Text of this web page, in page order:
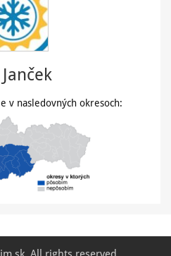
v nasledovných okresoch: